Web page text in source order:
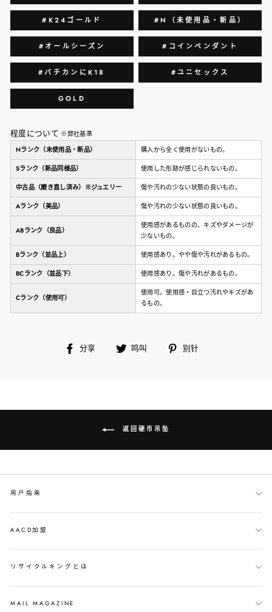
#K24ゴールド #N（未使用品・新品）
#オールシーズン #コインペンダント
#バチカンにK18 #ユニセックス
GOLD
程度について ※弊社基準
Nランク（未使用品・新品）
購入から全く使用がないもの。
Sランク（新品同様品） 使用した形跡が感じられないもの。
中古品（磨き直し済み）※ジュエリー 傷や汚れの少ない状態の良いもの。
Aランク（美品） 傷や汚れの少ない状態の良いもの。
ABランク（良品）
使用感があるものの、キズやダメージが
少ないもの。
Bランク（並品上） 使用感あり。やや傷や汚れがあるもの。
BCランク（並品下） 使用感あり。傷や汚れがあるもの。
Cランク（使用可）
使用可。使用感・目立つ汚れやキズがあ
るもの。
分享 鸣叫 别针
返回硬币吊坠
用户指南
AACD加盟
リサイクルキングとは
MAIL MAGAZINE